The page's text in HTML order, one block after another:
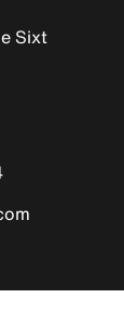
Sixt